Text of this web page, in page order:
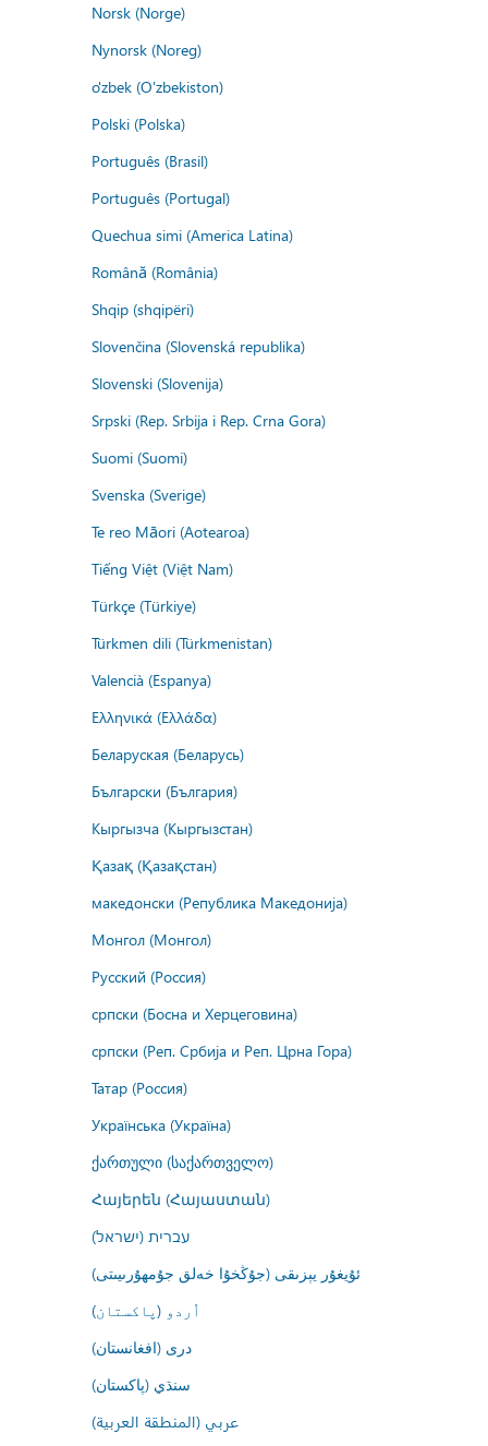
Norsk (Norge)
Nynorsk (Noreg)
o'zbek (O'zbekiston)
Polski (Polska)
Português (Brasil)
Português (Portugal)
Quechua simi (America Latina)
Română (România)
Shqip (shqipëri)
Slovenčina (Slovenská republika)
Slovenski (Slovenija)
Srpski (Rep. Srbija i Rep. Crna Gora)
Suomi (Suomi)
Svenska (Sverige)
Te reo Māori (Aotearoa)
Tiếng Việt (Việt Nam)
Türkçe (Türkiye)
Türkmen dili (Türkmenistan)
Valencià (Espanya)
Ελληνικά (Ελλάδα)
Беларуская (Беларусь)
Български (България)
Кыргызча (Кыргызстан)
Қазақ (Қазақстан)
македонски (Република Македонија)
Монгол (Монгол)
Русский (Россия)
српски (Босна и Херцеговина)
српски (Реп. Србија и Реп. Црна Гора)
Татар (Россия)
Українська (Україна)
ქართული (საქართველო)
Հայերեն (Հայաստան)
עברית (ישראל)
ئۇيغۇر يېزىقى (جۇڭخۇا خەلق جۇمھۇرىيىتى)
اُردو (پاکستان)
درى (افغانستان)
سنڌي (پاکستان)
عربي (المنطقة العربية)